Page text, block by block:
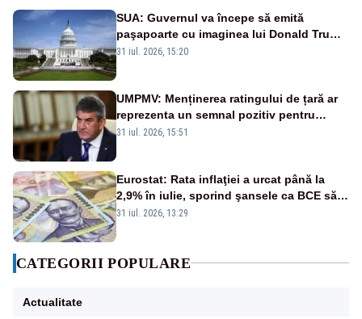
SUA: Guvernul va începe să emită
paşapoarte cu imaginea lui Donald Trump
începând cu 8 august
31 iul. 2026, 15:20
UMPMV: Menținerea ratingului de țară ar
reprezenta un semnal pozitiv pentru
România. Autoritățile trebuie să continue
31 iul. 2026, 15:51
Eurostat: Rata inflaţiei a urcat până la
2,9% în iulie, sporind şansele ca BCE să
majoreze dobânda
31 iul. 2026, 13:29
CATEGORII POPULARE
Actualitate